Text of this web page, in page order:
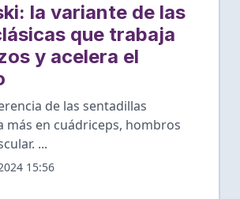
la variante de las
que trabaja
y acelera el
de las sentadillas
más en cuádriceps, hombros
...
15:56